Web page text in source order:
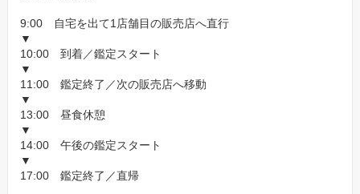
9:00 自宅を出て1店舗目の販売店へ直行
▼
10:00 到着／鑑定スタート
▼
11:00 鑑定終了／次の販売店へ移動
▼
13:00 昼食休憩
▼
14:00 午後の鑑定スタート
▼
17:00 鑑定終了／直帰